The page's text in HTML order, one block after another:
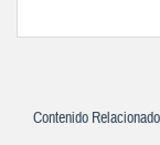
Contenido Relacionado